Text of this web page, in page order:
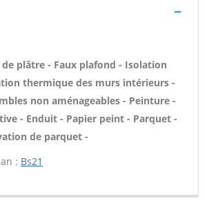
de plâtre - Faux plafond - Isolation
thermique des murs intérieurs -
non aménageables - Peinture -
- Enduit - Papier peint - Parquet -
de parquet -
: Bs21